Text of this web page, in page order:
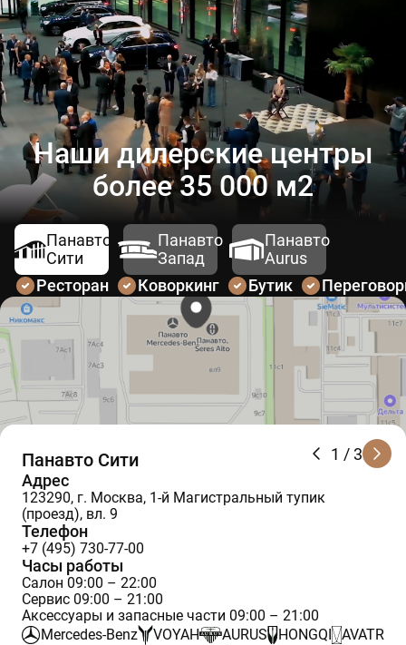
Наши дилерские центры
более 35 000 м2
Панавто
Сити
Панавто
Запад
Панавто
Aurus
Ресторан
Коворкинг Бутик
1 / 3
Панавто Сити
Адрес
123290, г. Москва, 1-й Магистральный тупик
(проезд), вл. 9
Телефон
+7 (495) 730-77-00
Часы работы
Салон 09:00 – 22:00
Сервис 09:00 – 21:00
Аксессуары и запасные части 09:00 – 21:00
Mercedes-Benz
VOYAH AURUS HONGQI
AVATR